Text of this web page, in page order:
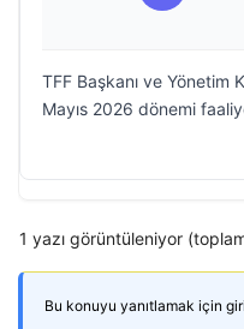
TFF Başkanı ve Yönetim
Mayıs 2026 dönemi
1 yazı görüntüleniyor
Bu konuyu yanıtlamak için